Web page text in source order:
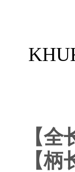
【
【